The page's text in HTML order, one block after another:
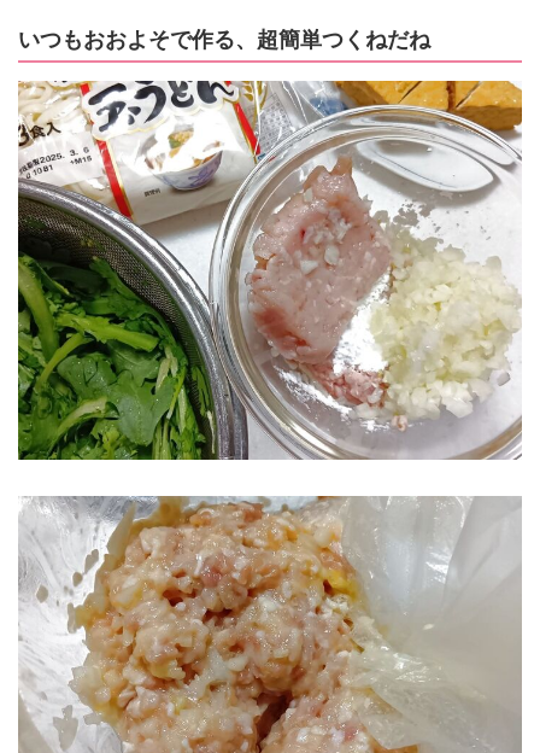
いつもおおよそで作る、超簡単つくねだね